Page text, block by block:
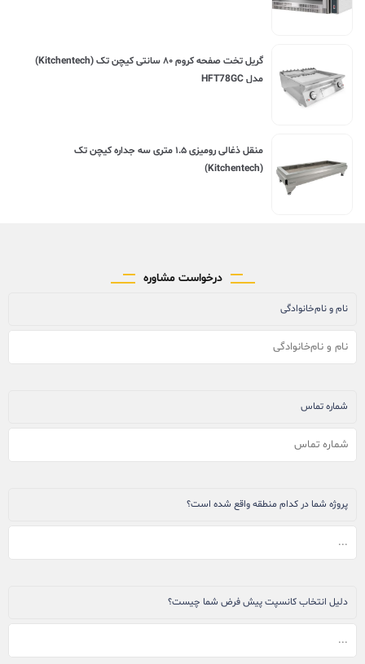
گریل تخت صفحه کروم ۸۰ سانتی کیچن تک (Kitchentech)
مدل HFT78GC
منقل ذغالی رومیزی ۱.۵ متری سه جداره کیچن تک
(Kitchentech)
درخواست مشاوره
نام و نام‌خانوادگی
شماره تماس
پروژه شما در کدام منطقه واقع شده است؟
دلیل انتخاب کانسپت پیش فرض شما چیست؟